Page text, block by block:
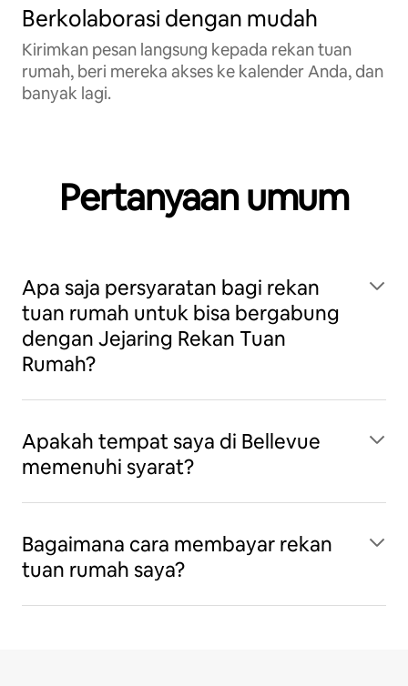
Berkolaborasi dengan mudah
Kirimkan pesan langsung kepada rekan tuan
rumah, beri mereka akses ke kalender Anda, dan
banyak lagi.
Pertanyaan umum
Apa saja persyaratan bagi rekan
tuan rumah untuk bisa bergabung
dengan Jejaring Rekan Tuan
Rumah?
Apakah tempat saya di Bellevue
memenuhi syarat?
Bagaimana cara membayar rekan
tuan rumah saya?